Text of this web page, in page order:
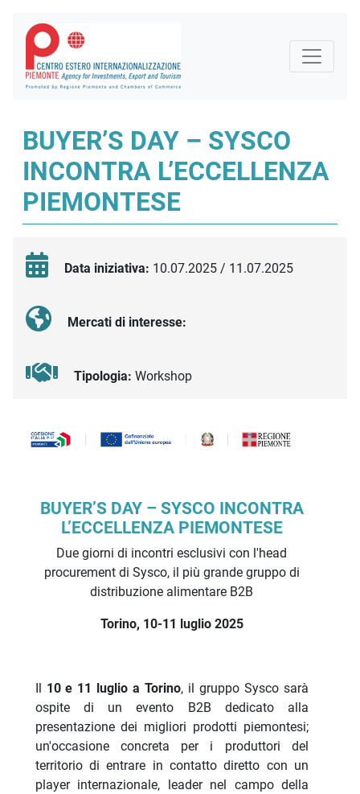
BUYER’S DAY – SYSCO
INCONTRA L’ECCELLENZA
PIEMONTESE
Data iniziativa: 10.07.2025 / 11.07.2025
Mercati di interesse:
Tipologia: Workshop
Descrizione iniziativa
BUYER’S DAY – SYSCO INCONTRA
L’ECCELLENZA PIEMONTESE
Due giorni di incontri esclusivi con l'head
procurement di Sysco, il più grande gruppo di
distribuzione alimentare B2B
Torino, 10-11 luglio 2025
10 e 11 luglio a Torino, il gruppo Sysco sarà
ospite di un evento B2B dedicato alla
presentazione dei migliori prodotti piemontesi;
un'occasione concreta per i produttori del
territorio di entrare in contatto diretto con un
player internazionale, leader nel campo della